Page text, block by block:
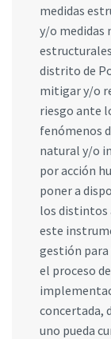
medidas
y/o medidas
distrito de
mitigar y/o
riesgo ante
fenómenos
natural y/o
por acción
poner a
los distintos
este
gestión
el proceso de
concertada,
uno pueda